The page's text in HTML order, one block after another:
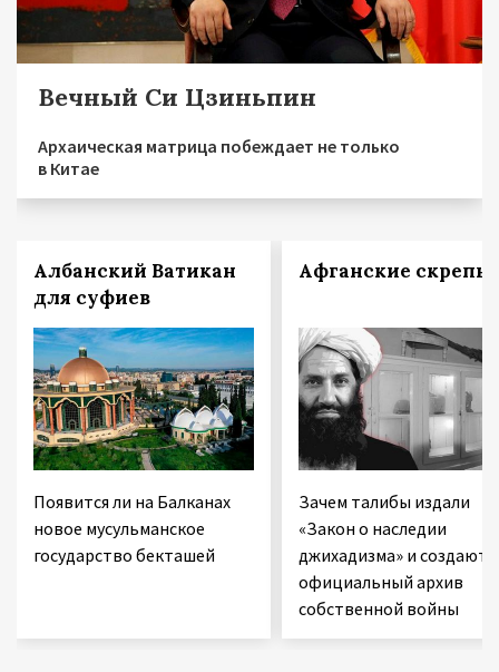
Вечный Си Цзиньпин
Архаическая матрица побеждает не только
в Китае
Албанский Ватикан
для суфиев
Появится ли на Балканах
новое мусульманское
государство бекташей
Афганские скрепы
Зачем талибы издали
«Закон о наследии
джихадизма» и создают
официальный архив
собственной войны